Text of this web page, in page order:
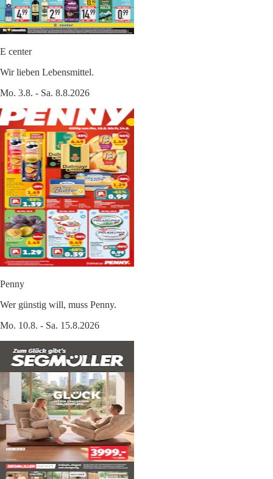
E center
Wir lieben Lebensmittel.
Mo. 3.8. - Sa. 8.8.2026
Penny
Wer günstig will, muss Penny.
Mo. 10.8. - Sa. 15.8.2026